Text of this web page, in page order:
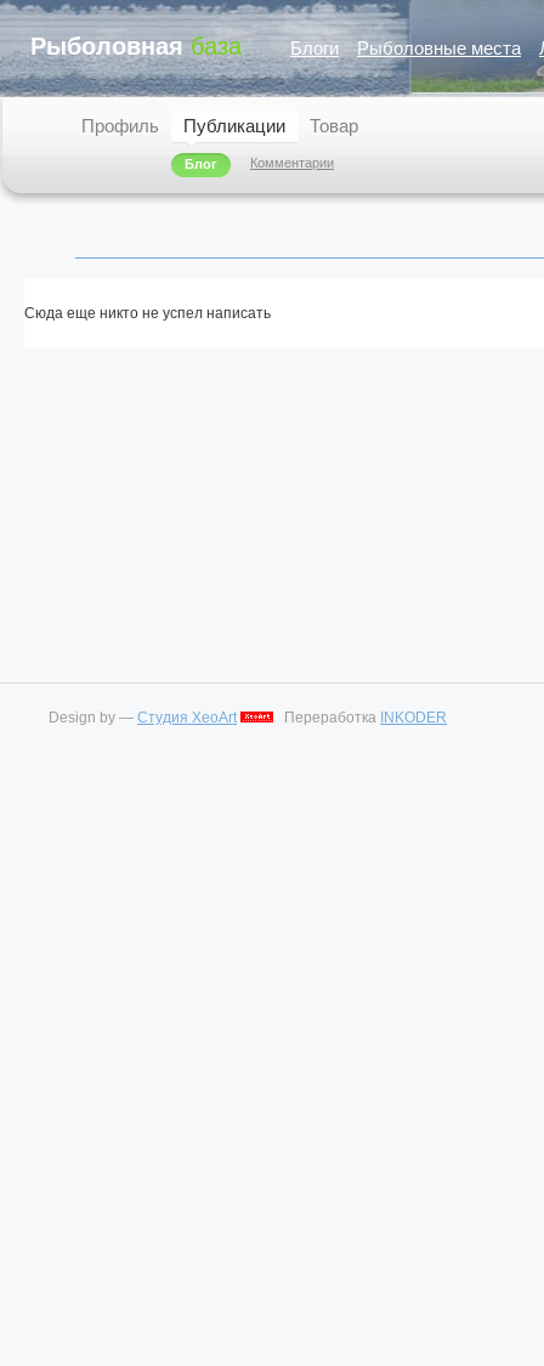
Рыболовная база Блоги Рыболовные места
Профиль Публикации
Блог Комментарии
Товар
Сюда еще никто не успел написать
Design by — Студия XeoArt Переработка INKODER